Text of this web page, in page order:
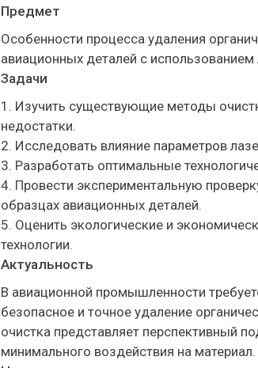
Предмет
Особенности процесса удаления
авиационных деталей с использованием
Задачи
1. Изучить существующие методы
недостатки.
2. Исследовать влияние параметров
3. Разработать оптимальные
4. Провести экспериментальную
образцах авиационных деталей.
5. Оценить экологические и
технологии.
Актуальность
В авиационной промышленности
безопасное и точное удаление
очистка представляет перспективный
минимального воздействия на материал.